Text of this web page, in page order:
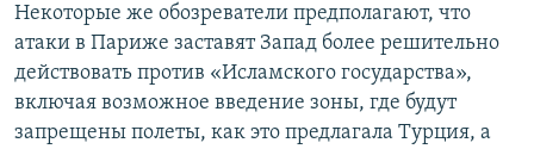
Некоторые же обозреватели предполагают, что
атаки в Париже заставят Запад более решительно
действовать против «Исламского государства»,
включая возможное введение зоны, где будут
запрещены полеты, как это предлагала Турция, а